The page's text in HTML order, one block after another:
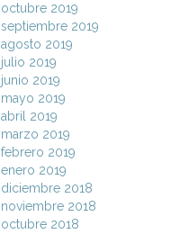
octubre 2019
septiembre 2019
agosto 2019
julio 2019
junio 2019
mayo 2019
abril 2019
marzo 2019
febrero 2019
enero 2019
diciembre 2018
noviembre 2018
octubre 2018